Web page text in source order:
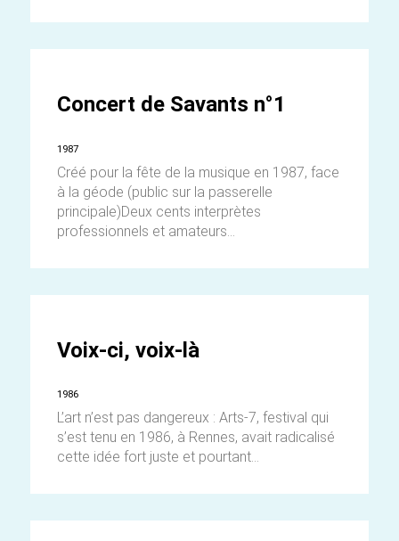
Concert de Savants n°1
1987
Créé pour la fête de la musique en 1987, face
à la géode (public sur la passerelle
principale)Deux cents interprètes
professionnels et amateurs...
Voix-ci, voix-là
1986
L’art n’est pas dangereux : Arts-7, festival qui
s’est tenu en 1986, à Rennes, avait radicalisé
cette idée fort juste et pourtant...